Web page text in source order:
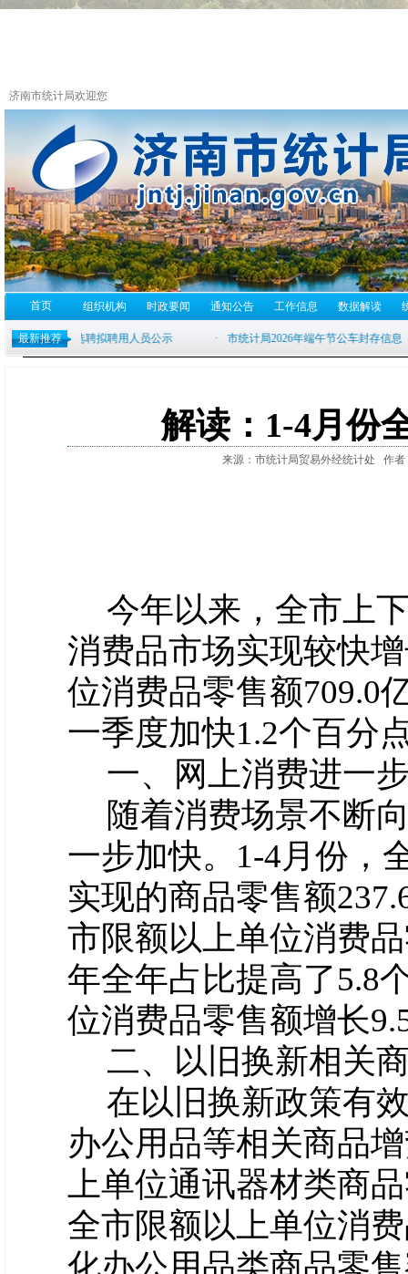
济南市统计局欢迎您
首页 组织机构 时政要闻 通知公告 工作信息 数据解读
最新推荐
解读：1-4月份
来源：市统计局贸易外经统计处 作者
今年以来，全市上
消费品市场实现较快
位消费品零售额709.0
一季度加快1.2个百分
一、网上消费进一
随着消费场景不断
一步加快。 1-4月份，
实现的商品零售额
市限额以上单位消费
年全年占比提高了5.8
位消费品零售额增长
二、以旧换新相关
在以旧换新政策有
办公用品等相关商品
上单位通讯器材类商
全市限额以上单位消
化办公用品类商品零